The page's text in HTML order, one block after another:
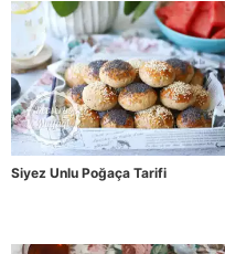
Siyez Unlu Poğaça Tarifi